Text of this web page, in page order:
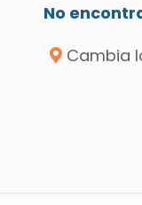
No
Cambia